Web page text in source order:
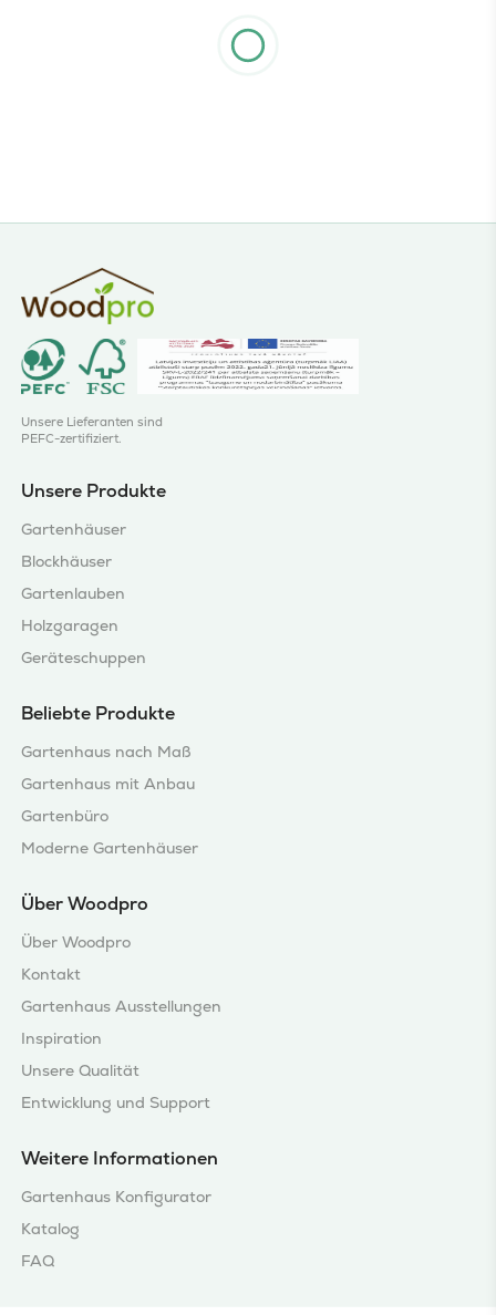
Unsere Lieferanten sind
PEFC-zertifiziert.
Unsere Produkte
Gartenhäuser
Blockhäuser
Gartenlauben
Holzgaragen
Geräteschuppen
Beliebte Produkte
Gartenhaus nach Maß
Gartenhaus mit Anbau
Gartenbüro
Moderne Gartenhäuser
Über Woodpro
Über Woodpro
Kontakt
Gartenhaus Ausstellungen
Inspiration
Unsere Qualität
Entwicklung und Support
Weitere Informationen
Gartenhaus Konfigurator
Katalog
FAQ